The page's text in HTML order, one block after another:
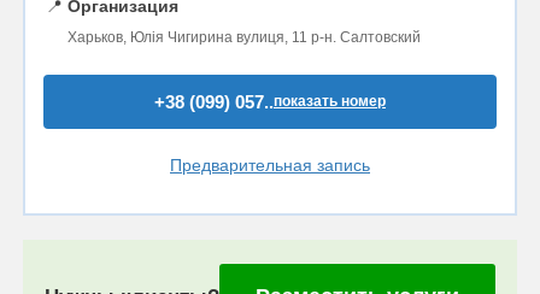
📍 Организация
Харьков, Юлія Чигирина вулиця, 11 р-н. Салтовский
+38 (099) 057..показать номер
Предварительная запись